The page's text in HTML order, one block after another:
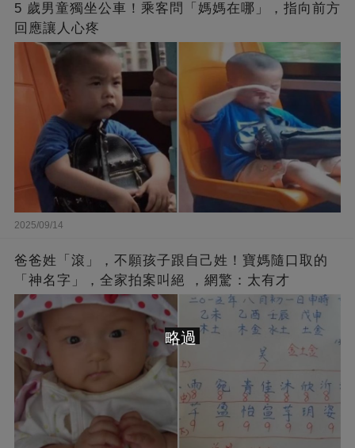
5 歲男童獨坐公車！乘客問「媽媽在哪」，指向前方
回應讓人心疼
2025/09/14
爸爸姓「滾」，不願孩子跟自己姓！寶媽隨口取的
「神名字」，全家拍案叫絕 ，網驚：太有才
略過